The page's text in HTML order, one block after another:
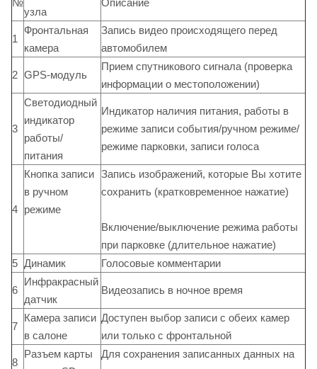
узла
1
Фронтальная
камера
Запись видео происходящего перед
автомобилем
2 GPS-модуль
Прием спутникового сигнала (проверка
информации о местоположении)
3
Светодиодный
индикатор
работы/
питания
Индикатор наличия питания, работы в
режиме записи события/ручном режиме/
режиме парковки, записи голоса
4
Кнопка записи
в ручном
режиме
Запись изображений, которые Вы хотите
сохранить (кратковременное нажатие)
Включение/выключение режима работы
при парковке (длительное нажатие)
5 Динамик Голосовые комментарии
6
Инфракрасный
датчик
Видеозапись в ночное время
7
Камера записи
в салоне
Доступен выбор записи с обеих камер
или только с фронтальной
8
Разъем карты
Для сохранения записанных данных на